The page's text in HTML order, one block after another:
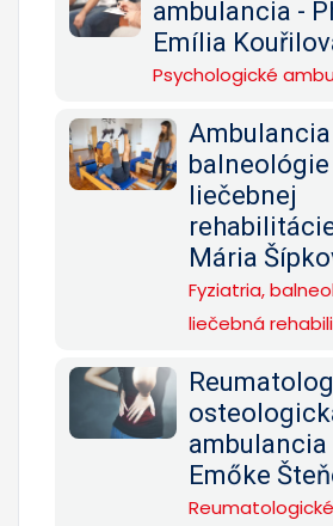
ambulancia -
Emília
Psychologické
balneológie
liečebnej
Mária
Fyziatria,
liečebná
ambulancia
Emőke
Reumatologické